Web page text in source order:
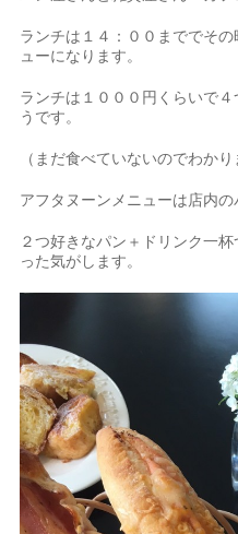
ランチは１４：００まででそ
ューになります。
ランチは１０００円くらいで
うです。
（まだ食べていないのでわかり
アフタヌーンメニューは店内
２つ好きなパン＋ドリンク一
った気がします。